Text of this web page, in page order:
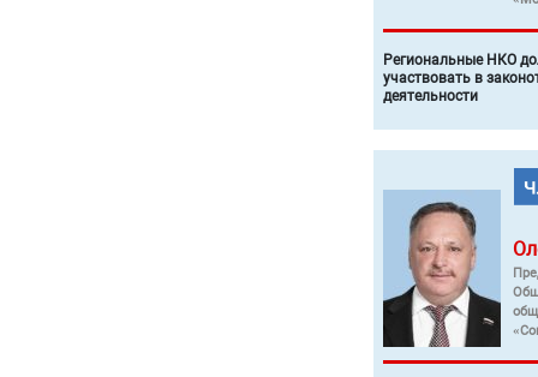
Региональные НКО
участвовать в
деятельности